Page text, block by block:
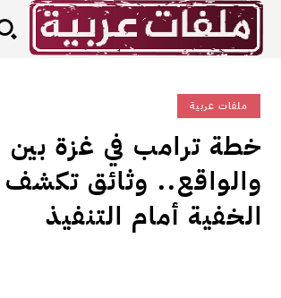
ملفات عربية
خطة ترامب في غزة
والواقع.. وثائق تكشف
الخفية أمام التنفيذ